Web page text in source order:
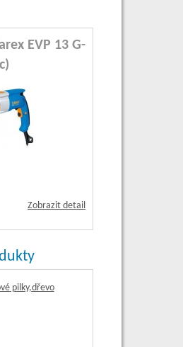
EVP 13 G-
Zobrazit detail
pilky,dřevo